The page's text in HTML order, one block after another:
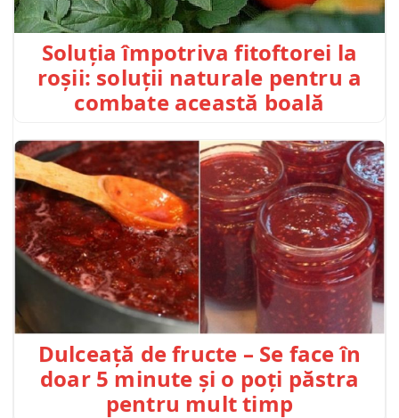
Soluția împotriva fitoftorei la
roșii: soluții naturale pentru a
combate această boală
Dulceață de fructe – Se face în
doar 5 minute și o poți păstra
pentru mult timp